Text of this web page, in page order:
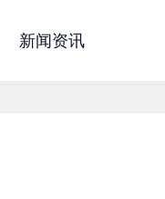
新闻资讯